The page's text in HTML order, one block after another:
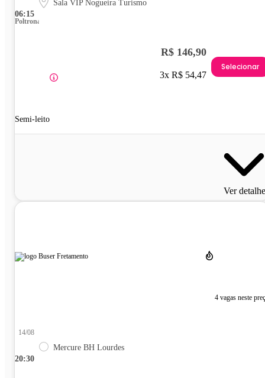
06:15
Sala VIP Nogueira Turismo
Poltrona
Semi-leito
R$ 146,90
3x R$ 54,47
Selecionar
Ver
4 vagas neste
20:30
14/08
Mercure BH Lourdes